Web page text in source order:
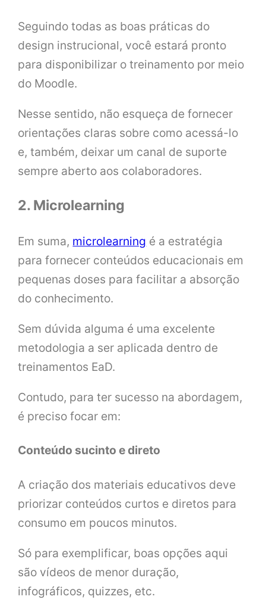
Seguindo todas as boas práticas do
design instrucional, você estará pronto
para disponibilizar o treinamento por meio
do Moodle.
Nesse sentido, não esqueça de fornecer
orientações claras sobre como acessá-lo
e, também, deixar um canal de suporte
sempre aberto aos colaboradores.
2. Microlearning
Em suma, microlearning é a estratégia
para fornecer conteúdos educacionais em
pequenas doses para facilitar a absorção
do conhecimento.
Sem dúvida alguma é uma excelente
metodologia a ser aplicada dentro de
treinamentos EaD.
Contudo, para ter sucesso na abordagem,
é preciso focar em:
Conteúdo sucinto e direto
A criação dos materiais educativos deve
priorizar conteúdos curtos e diretos para
consumo em poucos minutos.
Só para exemplificar, boas opções aqui
são vídeos de menor duração,
infográficos, quizzes, etc.